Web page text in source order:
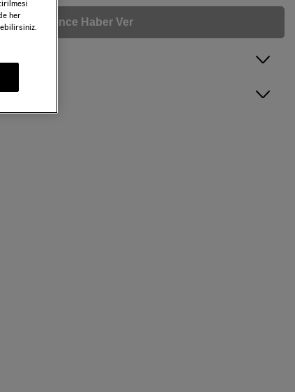
Gelince Haber Ver
her